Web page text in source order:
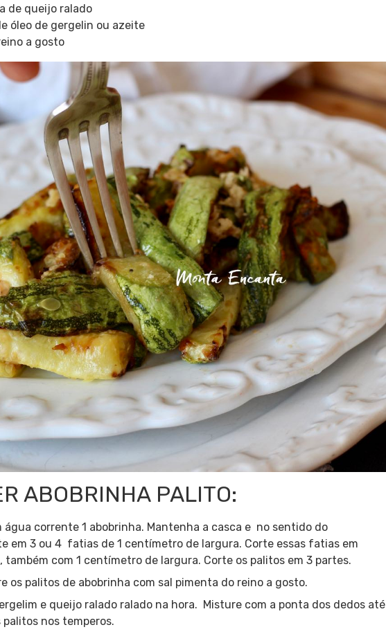
de queijo ralado
óleo de gergelin ou azeite
a gosto
ABOBRINHA PALITO:
água corrente 1 abobrinha. Mantenha a casca e no sentido do
em 3 ou 4 fatias de 1 centímetro de largura. Corte essas fatias em
também com 1 centímetro de largura. Corte os palitos em 3 partes.
os palitos de abobrinha com sal pimenta do reino a gosto.
e queijo ralado ralado na hora. Misture com a ponta dos dedos até
nos temperos.